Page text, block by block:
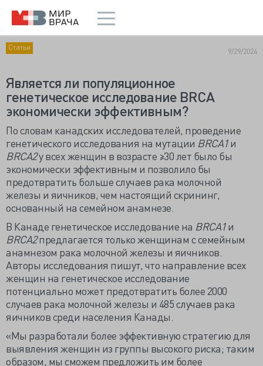
Статьи 9/29/2024
Является ли популяционное
генетическое исследование BRCA
экономически эффективным?
По словам канадских исследователей, проведение
генетического исследования на мутации BRCA1и
BRCA2у всех женщин в возрасте ≥30 лет было бы
экономически эффективным и позволило бы
предотвратить больше случаев рака молочной
железы и яичников, чем настоящий скрининг,
основанный на семейном анамнезе.
В Канаде генетическое исследование на BRCA1и
BRCA2предлагается только женщинам с семейным
анамнезом рака молочной железы и яичников.
Авторы исследования пишут, что направление всех
женщин на генетическое исследование
потенциально может предотвратить более 2000
случаев рака молочной железы и 485 случаев рака
яичников среди населения Канады.
«Мы разработали более эффективную стратегию для
выявления женщин из группы высокого риска; таким
образом, мы сможем предложить им более